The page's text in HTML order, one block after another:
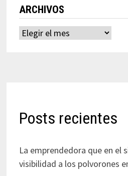
ARCHIVOS
Archivos
Posts recientes
La emprendedora que en el
visibilidad a los polvorones